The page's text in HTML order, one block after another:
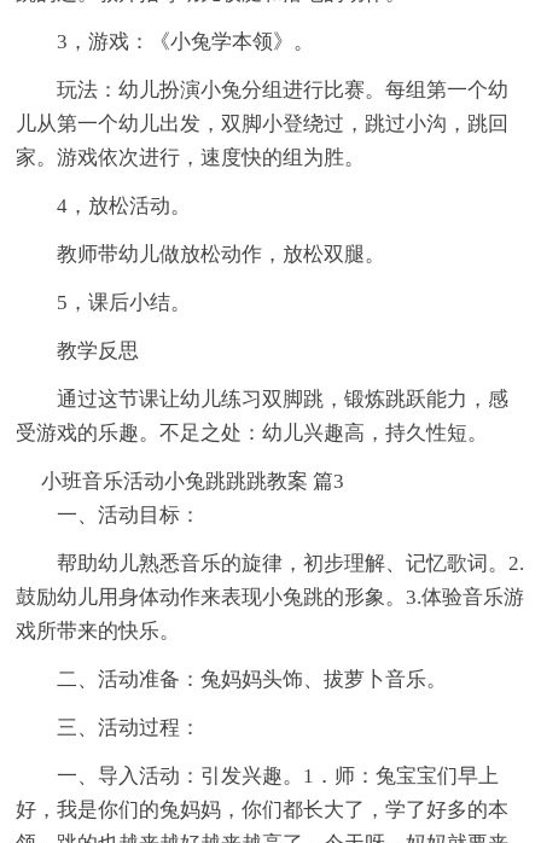
3，游戏：《小兔学本领》。
玩法：幼儿扮演小兔分组进行比赛。每组第一个幼
儿从第一个幼儿出发，双脚小登绕过，跳过小沟，跳回
家。游戏依次进行，速度快的组为胜。
4，放松活动。
教师带幼儿做放松动作，放松双腿。
5，课后小结。
教学反思
通过这节课让幼儿练习双脚跳，锻炼跳跃能力，感
受游戏的乐趣。不足之处：幼儿兴趣高，持久性短。
小班音乐活动小兔跳跳跳教案 篇3
一、活动目标：
帮助幼儿熟悉音乐的旋律，初步理解、记忆歌词。2.
鼓励幼儿用身体动作来表现小兔跳的形象。3.体验音乐游
戏所带来的快乐。
二、活动准备：兔妈妈头饰、拔萝卜音乐。
三、活动过程：
一、导入活动：引发兴趣。1．师：兔宝宝们早上
好，我是你们的兔妈妈，你们都长大了，学了好多的本